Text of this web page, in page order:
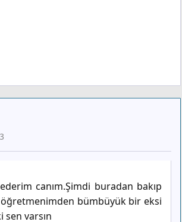
canım.Şimdi buradan bakıp
öğretmenimden bümbüyük bir eksi
sen varsın